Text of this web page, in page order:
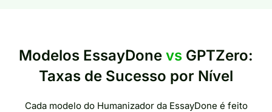
Modelos EssayDone vs GPTZero:
Taxas de Sucesso por Nível
Cada modelo do Humanizador da EssayDone é feito